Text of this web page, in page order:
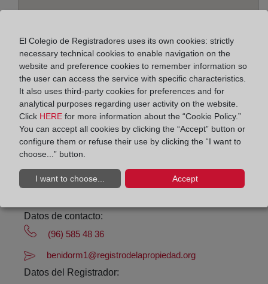
Address:
Avda. L'Aiguera, Ed.Gemelos XI-Zag2, 3501
Horario:
De lunes a viernes de 09:00 a 17:00 horas
Agosto: De lunes a viernes de 09:00 a 14:00 horas
Los días 24 y 31 de diciembre de 09:00 a 14:00
horas
Datos de contacto:
(96) 585 48 36
benidorm1@registrodelapropiedad.org
Datos del Registrador:
El Colegio de Registradores uses its own cookies: strictly
necessary technical cookies to enable navigation on the
website and preference cookies to remember information so
the user can access the service with specific characteristics.
It also uses third-party cookies for preferences and for
analytical purposes regarding user activity on the website.
Click HERE for more information about the “Cookie Policy.”
You can accept all cookies by clicking the “Accept” button or
configure them or refuse their use by clicking the “I want to
choose...” button.
I want to choose... Accept